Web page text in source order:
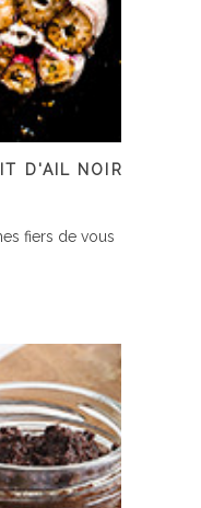
D'AIL NOIR
fiers de vous